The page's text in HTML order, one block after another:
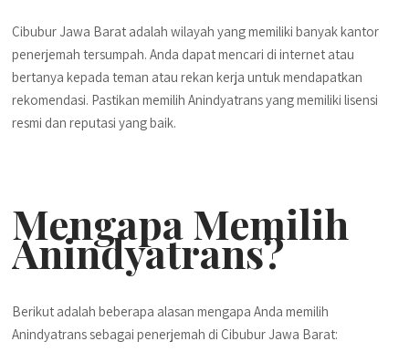
Cibubur Jawa Barat adalah wilayah yang memiliki banyak kantor
penerjemah tersumpah. Anda dapat mencari di internet atau
bertanya kepada teman atau rekan kerja untuk mendapatkan
rekomendasi. Pastikan memilih Anindyatrans yang memiliki lisensi
resmi dan reputasi yang baik.
Mengapa Memilih
Anindyatrans?
Berikut adalah beberapa alasan mengapa Anda memilih
Anindyatrans sebagai penerjemah di Cibubur Jawa Barat: